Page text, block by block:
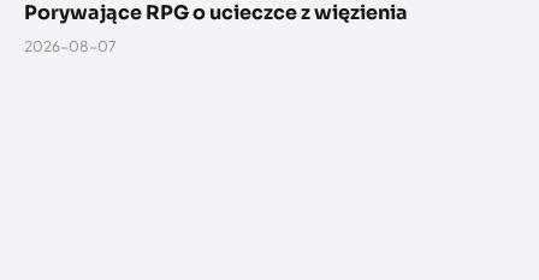
Porywające RPG o ucieczce z więzienia
2026-08-07